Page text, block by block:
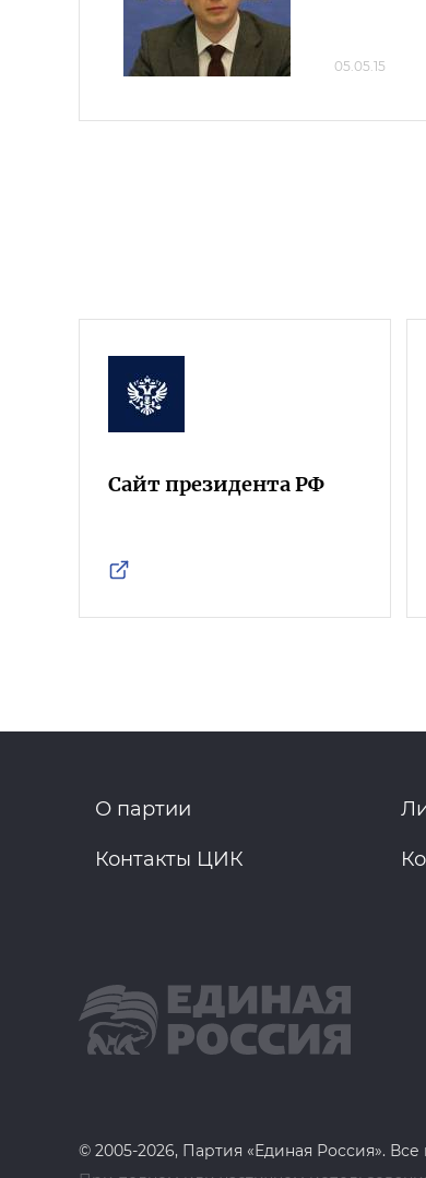
05.05.15
Сайт президента РФ
О партии
Контакты ЦИК
© 2005-2026, Партия «Единая Россия».